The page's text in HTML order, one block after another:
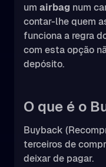
um airbag num
contar-lhe quem
funciona a regra
com esta opção
depósito.
O que é o
Buyback
terceiros de
deixar de pagar.